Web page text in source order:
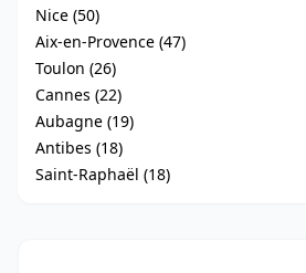
Nice (50)
Aix-en-Provence (47)
Toulon (26)
Cannes (22)
Aubagne (19)
Antibes (18)
Saint-Raphaël (18)